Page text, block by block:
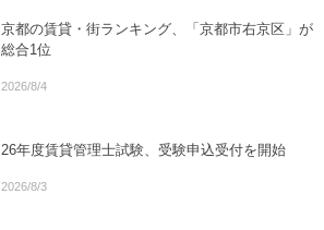
京都の賃貸・街ランキング、「京都市右京区」が
総合1位
2026/8/4
26年度賃貸管理士試験、受験申込受付を開始
2026/8/3